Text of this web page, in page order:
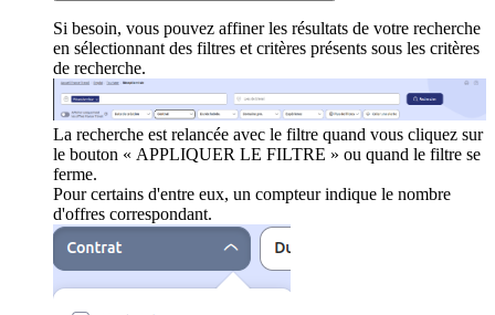
Si besoin, vous pouvez affiner les résultats de votre recherche
en sélectionnant des filtres et critères présents sous les critères
de recherche.
La recherche est relancée avec le filtre quand vous cliquez sur
le bouton « APPLIQUER LE FILTRE » ou quand le filtre se
ferme.
Pour certains d'entre eux, un compteur indique le nombre
d'offres correspondant.